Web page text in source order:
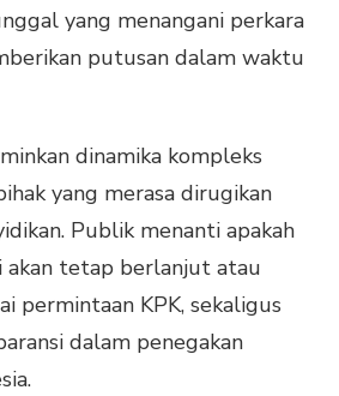
yang menangani perkara
putusan dalam waktu
dinamika kompleks
yang merasa dirugikan
Publik menanti apakah
akan tetap berlanjut atau
permintaan KPK, sekaligus
dalam penegakan